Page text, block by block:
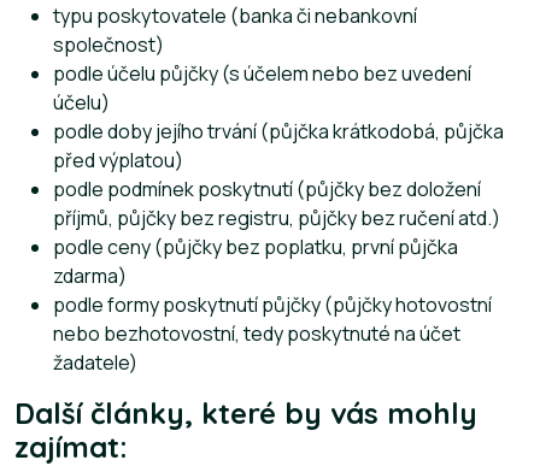
typu poskytovatele (banka či nebankovní
společnost)
podle účelu půjčky (s účelem nebo bez uvedení
účelu)
podle doby jejího trvání (půjčka krátkodobá, půjčka
před výplatou)
podle podmínek poskytnutí (půjčky bez doložení
příjmů, půjčky bez registru, půjčky bez ručení atd.)
podle ceny (půjčky bez poplatku, první půjčka
zdarma)
podle formy poskytnutí půjčky (půjčky hotovostní
nebo bezhotovostní, tedy poskytnuté na účet
žadatele)
Další články, které by vás mohly
zajímat: